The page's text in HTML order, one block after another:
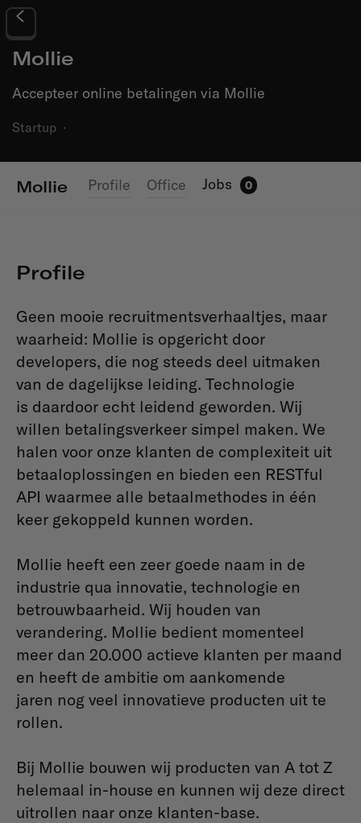
Mollie
Accepteer online betalingen via Mollie
Startup ·
Mollie Profile Office Jobs 0
Profile
Geen mooie recruitmentsverhaaltjes, maar
waarheid: Mollie is opgericht door
developers, die nog steeds deel uitmaken
van de dagelijkse leiding. Technologie
is daardoor echt leidend geworden. Wij
willen betalingsverkeer simpel maken. We
halen voor onze klanten de complexiteit uit
betaaloplossingen en bieden een RESTful
API waarmee alle betaalmethodes in één
keer gekoppeld kunnen worden.
Mollie heeft een zeer goede naam in de
industrie qua innovatie, technologie en
betrouwbaarheid. Wij houden van
verandering. Mollie bedient momenteel
meer dan 20.000 actieve klanten per maand
en heeft de ambitie om aankomende
jaren nog veel innovatieve producten uit te
rollen.
Bij Mollie bouwen wij producten van A tot Z
helemaal in-house en kunnen wij deze direct
uitrollen naar onze klanten-base.